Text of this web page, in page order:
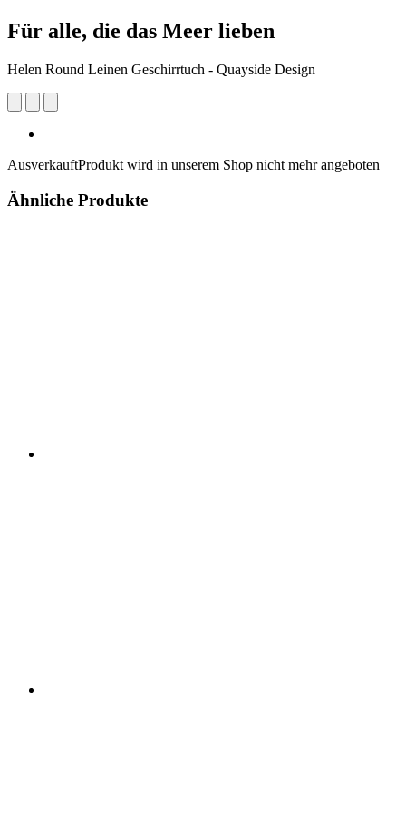
Für alle, die das Meer lieben
Helen Round Leinen Geschirrtuch - Quayside Design
AusverkauftProdukt wird in unserem Shop nicht mehr angeboten
Ähnliche Produkte